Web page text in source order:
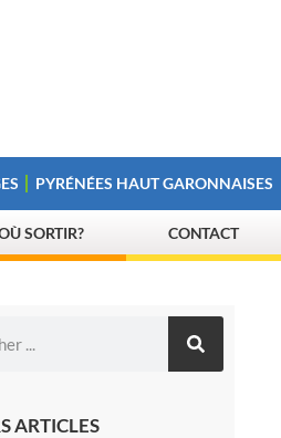
PYRÉNÉES HAUT GARONNAISES
SORTIR? CONTACT
ARTICLES